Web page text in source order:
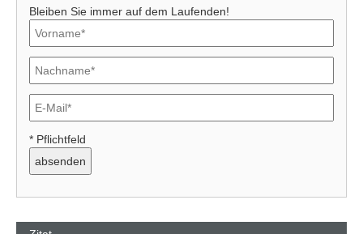
Bleiben Sie immer auf dem Laufenden!
* Pflichtfeld